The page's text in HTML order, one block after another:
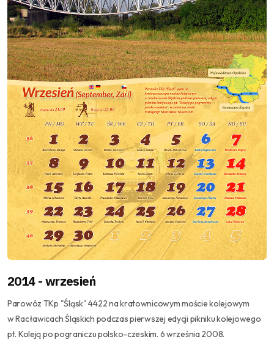
2014 - wrzesień
Parowóz TKp "Śląsk" 4422 na kratownicowym moście kolejowym
w Racławicach Śląskich podczas pierwszej edycji pikniku kolejowego
pt. Koleją po pograniczu polsko-czeskim. 6 września 2008.